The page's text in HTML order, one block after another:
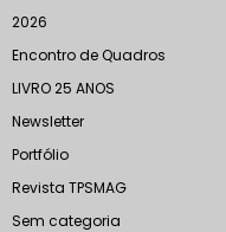
2026
Encontro de Quadros
LIVRO 25 ANOS
Newsletter
Portfólio
Revista TPSMAG
Sem categoria